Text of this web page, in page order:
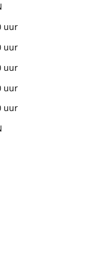
uur
uur
uur
uur
uur